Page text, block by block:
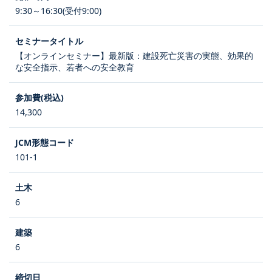
9:30～16:30(受付9:00)
【オンラインセミナー】最新版：建設死亡災害の実態、効果的
な安全指示、若者への安全教育
14,300
101-1
6
6